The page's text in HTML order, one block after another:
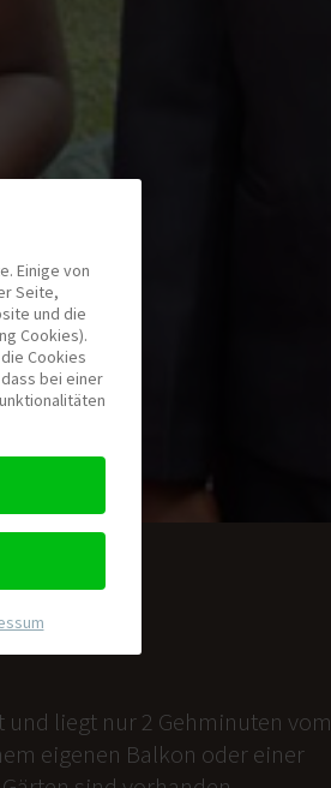
liegt nur 2 Gehminuten vom
eigenen Balkon oder einer
Einige von
Seite,
und die
Cookies).
Cookies
bei einer